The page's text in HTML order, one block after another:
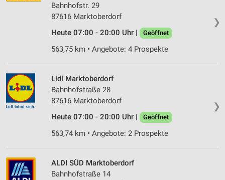
❯
Bahnhofstr. 29
87616 Marktoberdorf
Heute 07:00 - 20:00 Uhr |
Geöffnet
563,75 km • Angebote: 4 Prospekte
❯
Lidl Marktoberdorf
Bahnhofstraße 28
87616 Marktoberdorf
Heute 07:00 - 20:00 Uhr |
Geöffnet
563,74 km • Angebote: 2 Prospekte
ALDI SÜD Marktoberdorf
Bahnhofstraße 14